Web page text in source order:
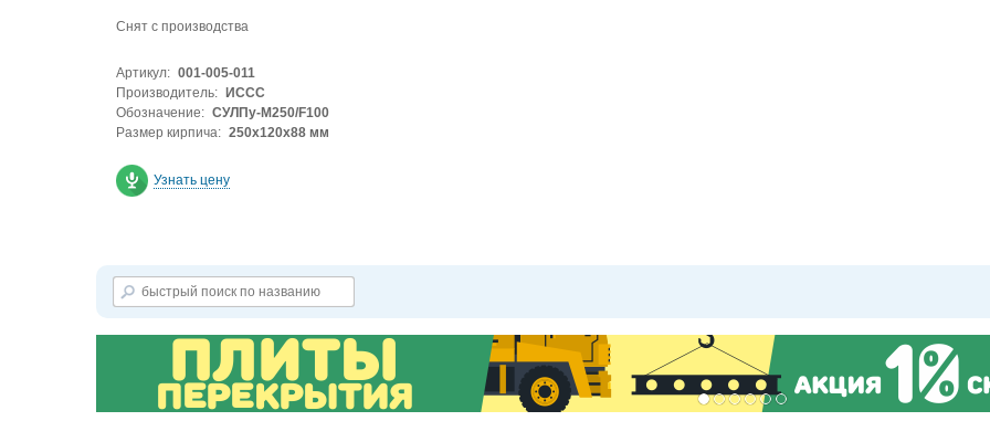
Снят с производства
Артикул: 001-005-011
Производитель:
ИССС
Обозначение: СУЛПу-М250/F100
Размер кирпича: 250х120х88 мм
Узнать цену